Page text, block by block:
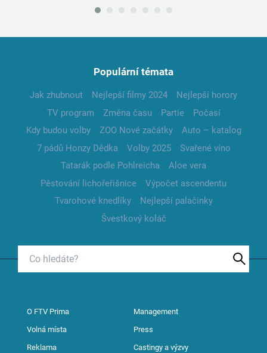
Populární témata
Jak zhubnout Nejlepší filmy 2024
Nejlepší horory
TV program
Změna času Partie
Počasí
Kdy budou volby
ZOO Nové začátky
Auto – katalog
7 pádů Honzy Dědka
Volby 2025
Svařené víno
Tatarák podle Pohlreicha
Aloe vera
Pěstování lichořeřišnice
Výpočet ascendentu
Tvarohové knedlíky
Nejlepší palačinky
Švestkový koláč
O FTV Prima Management
Volná místa Press
Reklama Castingy a výzvy